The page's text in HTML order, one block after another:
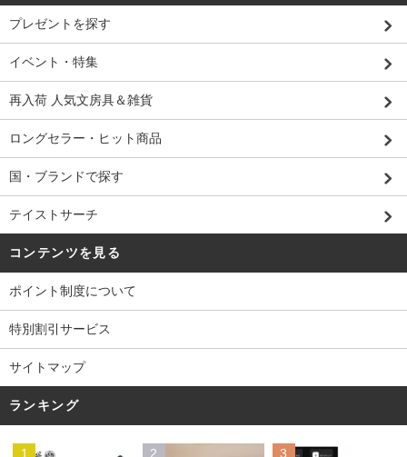
プレゼントを探す
イベント・特集
再入荷 人気文房具＆雑貨
ロングセラー・ヒット商品
国・ブランドで探す
テイストサーチ
コンテンツを見る
ポイント制度について
特別割引サービス
サイトマップ
ランキング
1 2 3